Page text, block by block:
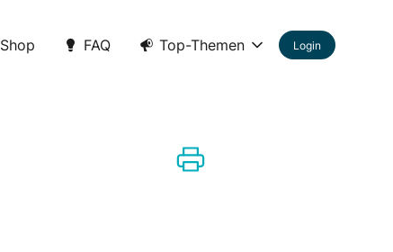
Shop FAQ Top-Themen Login